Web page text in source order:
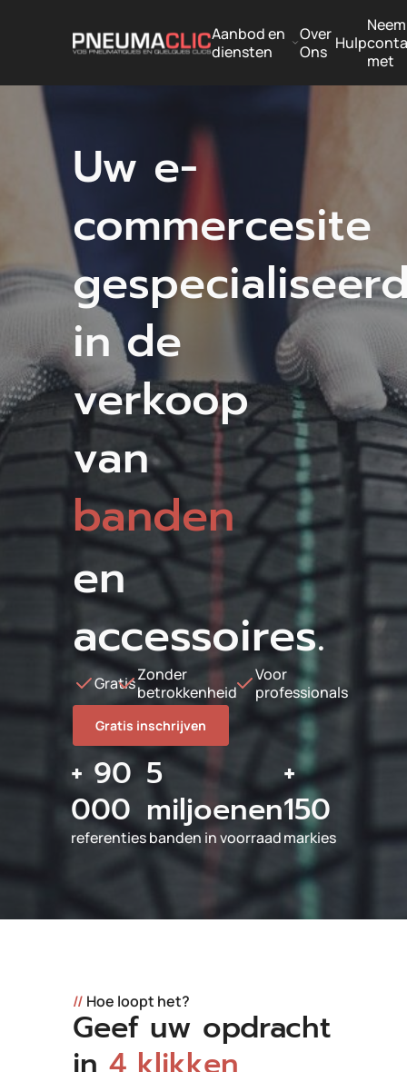
Aanbod en
diensten
Over
Ons Hulp
Neem
met
Uw e-
commercesite
in de
verkoop
van
banden
en
accessoires.
GratisZonder
betrokkenheid
Voor
professionals
Gratis inschrijven
+ 90
000
referenties
5
miljoenen
banden in voorraad
+
150
markies
// Hoe loopt het?
Geef uw opdracht